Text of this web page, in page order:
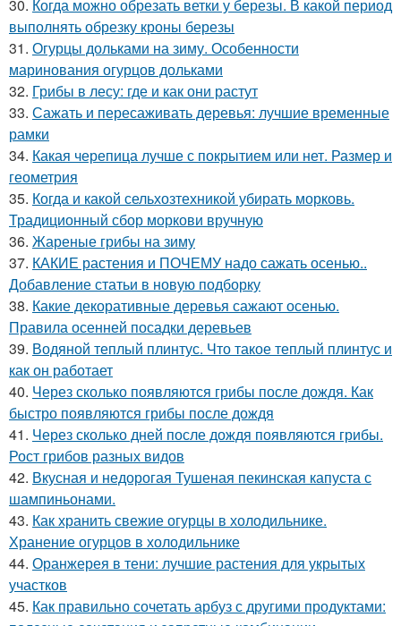
30. Когда можно обрезать ветки у березы. В какой период
выполнять обрезку кроны березы
31. Огурцы дольками на зиму. Особенности
маринования огурцов дольками
32. Грибы в лесу: где и как они растут
33. Сажать и пересаживать деревья: лучшие временные
рамки
34. Какая черепица лучше с покрытием или нет. Размер и
геометрия
35. Когда и какой сельхозтехникой убирать морковь.
Традиционный сбор моркови вручную
36. Жареные грибы на зиму
37. КАКИЕ растения и ПОЧЕМУ надо сажать осенью..
Добавление статьи в новую подборку
38. Какие декоративные деревья сажают осенью.
Правила осенней посадки деревьев
39. Водяной теплый плинтус. Что такое теплый плинтус и
как он работает
40. Через сколько появляются грибы после дождя. Как
быстро появляются грибы после дождя
41. Через сколько дней после дождя появляются грибы.
Рост грибов разных видов
42. Вкусная и недорогая Тушеная пекинская капуста с
шампиньонами.
43. Как хранить свежие огурцы в холодильнике.
Хранение огурцов в холодильнике
44. Оранжерея в тени: лучшие растения для укрытых
участков
45. Как правильно сочетать арбуз с другими продуктами: